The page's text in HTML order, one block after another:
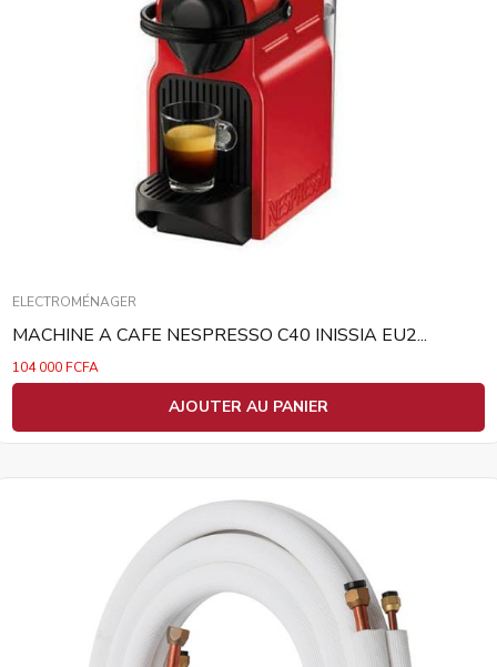
ELECTROMÉNAGER
MACHINE A CAFE NESPRESSO C40 INISSIA EU2...
104 000 FCFA
AJOUTER AU PANIER